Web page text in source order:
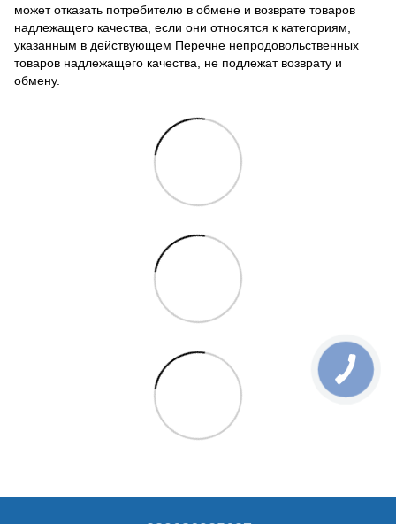
может отказать потребителю в обмене и возврате товаров
надлежащего качества, если они относятся к категориям,
указанным в действующем Перечне непродовольственных
товаров надлежащего качества, не подлежат возврату и
обмену.